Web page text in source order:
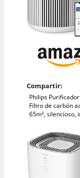
Compartir:
Philips
Filtro de carbón
65m², silencioso,